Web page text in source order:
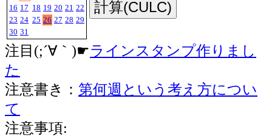
16 17 18 19 20 21 22
23 24 25 26 27 28 29
30 31
注目(;´∀｀)☛ラインスタンプ作りまし
た
注意書き： 第何週という考え方につい
て
注意事項: